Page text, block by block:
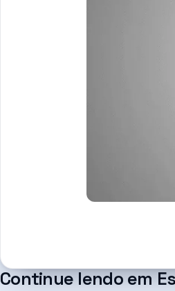
Continue lendo em